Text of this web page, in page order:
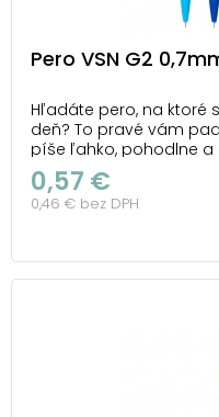
Pero VSN G2
Hľadáte pero, na ktoré
deň? To pravé vám
píše ľahko, pohodlne
strednej šírke hrotu 0,7
už ide o poznámky v
Ergonomický úchop a
0,57 €
0,46 € bez DPH